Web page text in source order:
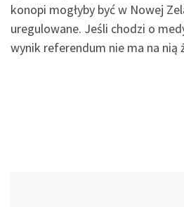
konopi mogłyby być w Nowej
uregulowane. Jeśli chodzi o
wynik referendum nie ma na nią